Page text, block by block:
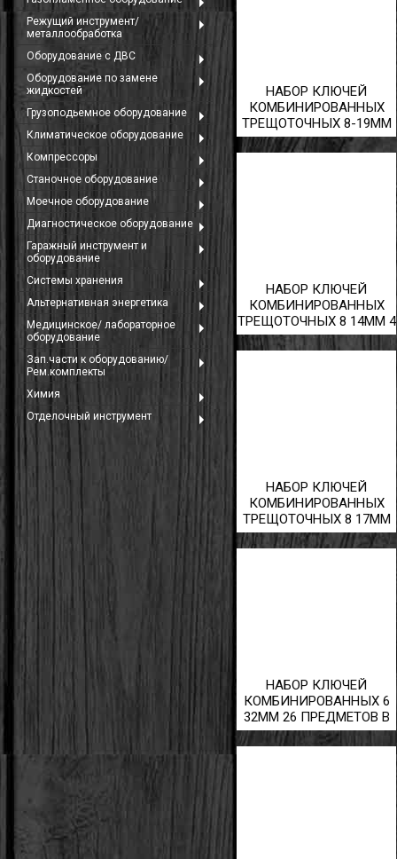
Режущий инструмент/
металлообработка
Оборудование с ДВС
Оборудование по замене
жидкостей
Грузоподьемное оборудование
Климатическое оборудование
Компрессоры
Станочное оборудование
Моечное оборудование
Диагностическое оборудование
Гаражный инструмент и
оборудование
Системы хранения
Альтернативная энергетика
Медицинское/ лабораторное
оборудование
Зап.части к оборудованию/
Рем.комплекты
Химия
Отделочный инструмент
НАБОР КЛЮЧЕЙ
КОМБИНИРОВАННЫХ
ТРЕЩОТОЧНЫХ 8-19ММ
13 ПРЕДМЕТОВ В КЕЙСЕ
JTC
НАБОР КЛЮЧЕЙ
КОМБИНИРОВАННЫХ
ТРЕЩОТОЧНЫХ 8 14ММ 4
ПРЕДМЕТА
НАБОР КЛЮЧЕЙ
КОМБИНИРОВАННЫХ
ТРЕЩОТОЧНЫХ 8 17ММ
ШАРНИРНЫХ 9
ПРЕДМЕТОВ
НАБОР КЛЮЧЕЙ
КОМБИНИРОВАННЫХ 6
32ММ 26 ПРЕДМЕТОВ В
СУМКЕ